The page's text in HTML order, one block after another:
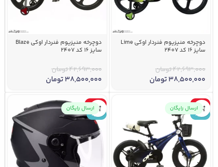
دوچرخه منیزیوم فنردار اوکی Lime
سایز 16 کد 2407
42,693,000تومان
38,500,000تومان
دوچرخه منیزیوم فنردار اوکی Blaze
سایز 16 کد 2407
42,693,000تومان
38,500,000تومان
-10%
جدید
ارسال رایگان
-46%
جدید
ارسال رایگان